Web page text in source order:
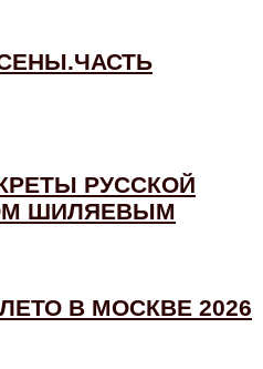
РУССКОЙ
ШИЛЯЕВЫМ
В МОСКВЕ 2026